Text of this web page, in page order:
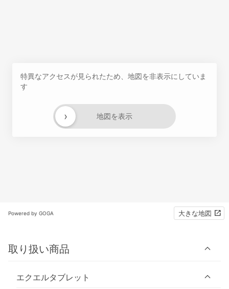
特異なアクセスが見られたため、地図を非表示にしていま
す
地図を表示
›
Powered by GOGA 大きな地図
取り扱い商品
エクエルタブレット